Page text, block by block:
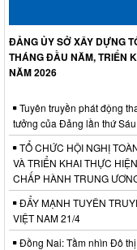
ĐẢNG ỦY SỞ XÂY DỰNG
THÁNG ĐẦU NĂM, TRIỂN
NĂM 2026
Tuyên truyền phát động
tưởng của Đảng lần thứ
TỔ CHỨC HỘI NGHỊ
VÀ TRIỂN KHAI THỰC
CHẤP HÀNH TRUNG
ĐẨY MẠNH TUYÊN
VIỆT NAM 21/4
Đồng Nai: Tầm nhìn Đô